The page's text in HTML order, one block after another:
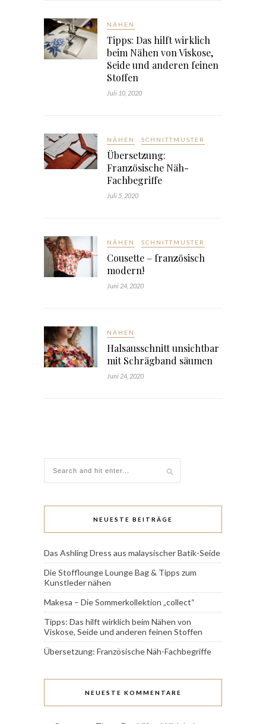
NÄHEN
Tipps: Das hilft wirklich
beim Nähen von Viskose,
Seide und anderen feinen
Stoffen
Juli 10, 2020
NÄHEN SCHNITTMUSTER
Übersetzung:
Französische Näh-
Fachbegriffe
Juli 5, 2020
NÄHEN SCHNITTMUSTER
Cousette – französisch
modern!
Juni 24, 2020
NÄHEN
Halsausschnitt unsichtbar
mit Schrägband säumen
Juni 24, 2020
NEUESTE BEITRÄGE
Das Ashling Dress aus malaysischer Batik-Seide
Die Stofflounge Lounge Bag & Tipps zum
Kunstleder nähen
Makesa – Die Sommerkollektion „collect“
Tipps: Das hilft wirklich beim Nähen von
Viskose, Seide und anderen feinen Stoffen
Übersetzung: Französische Näh-Fachbegriffe
NEUESTE KOMMENTARE